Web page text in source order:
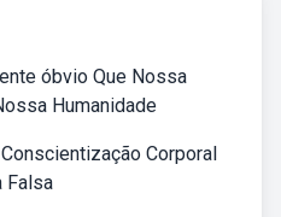
óbvio Que Nossa
Humanidade
Corporal
Falsa